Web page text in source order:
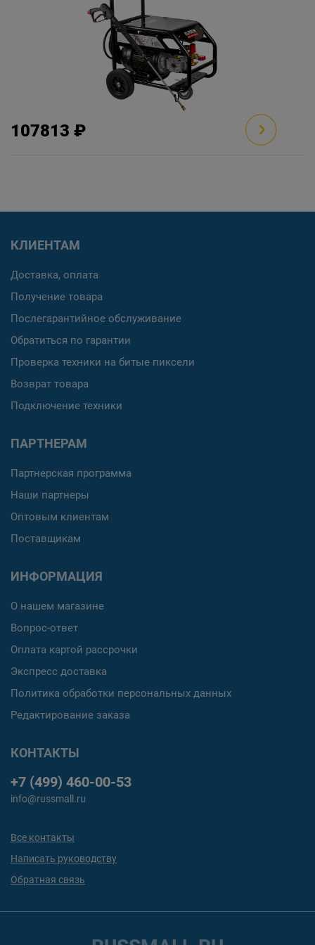
107813 ₽
КЛИЕНТАМ
Доставка, оплата
Получение товара
Послегарантийное обслуживание
Обратиться по гарантии
Проверка техники на битые пиксели
Возврат товара
Подключение техники
ПАРТНЕРАМ
Партнерская программа
Наши партнеры
Оптовым клиентам
Поставщикам
ИНФОРМАЦИЯ
О нашем магазине
Вопрос-ответ
Оплата картой рассрочки
Экспресс доставка
Политика обработки персональных данных
Редактирование заказа
КОНТАКТЫ
+7 (499) 460-00-53
info@russmall.ru
Все контакты
Написать руководству
Обратная связь